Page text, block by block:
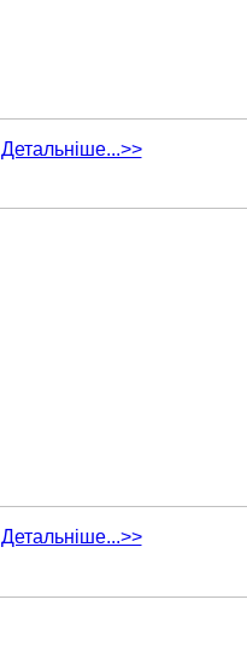
Детальніше...>>
Детальніше...>>